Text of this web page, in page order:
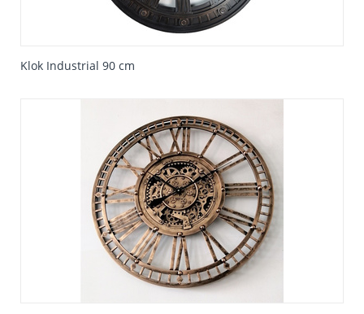
Klok Industrial 90 cm